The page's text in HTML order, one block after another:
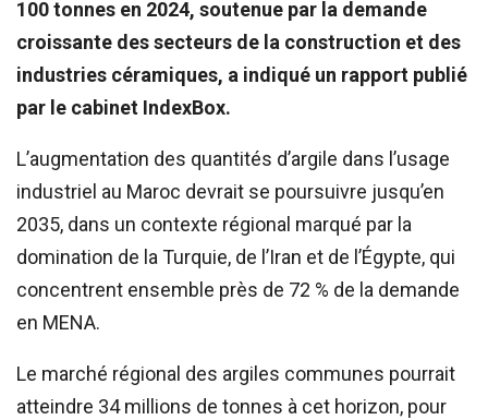
100 tonnes en 2024, soutenue par la demande
croissante des secteurs de la construction et des
industries céramiques, a indiqué un rapport publié
par le cabinet IndexBox.
L’augmentation des quantités d’argile dans l’usage
industriel au Maroc devrait se poursuivre jusqu’en
2035, dans un contexte régional marqué par la
domination de la Turquie, de l’Iran et de l’Égypte, qui
concentrent ensemble près de 72 % de la demande
en MENA.
Le marché régional des argiles communes pourrait
atteindre 34 millions de tonnes à cet horizon, pour